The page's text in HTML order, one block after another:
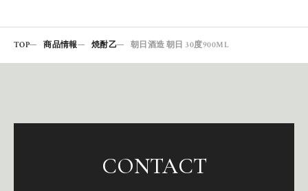
TOP 商品情報 焼酎乙 朝日酒造 朝日 30度900ML
CONTACT